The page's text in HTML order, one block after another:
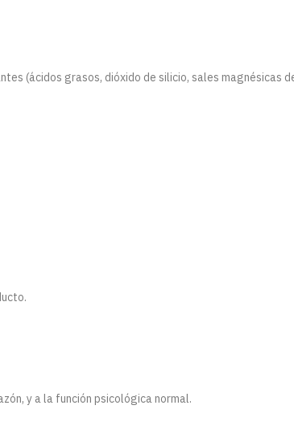
(ácidos grasos, dióxido de silicio, sales magnésicas
y a la función psicológica normal.